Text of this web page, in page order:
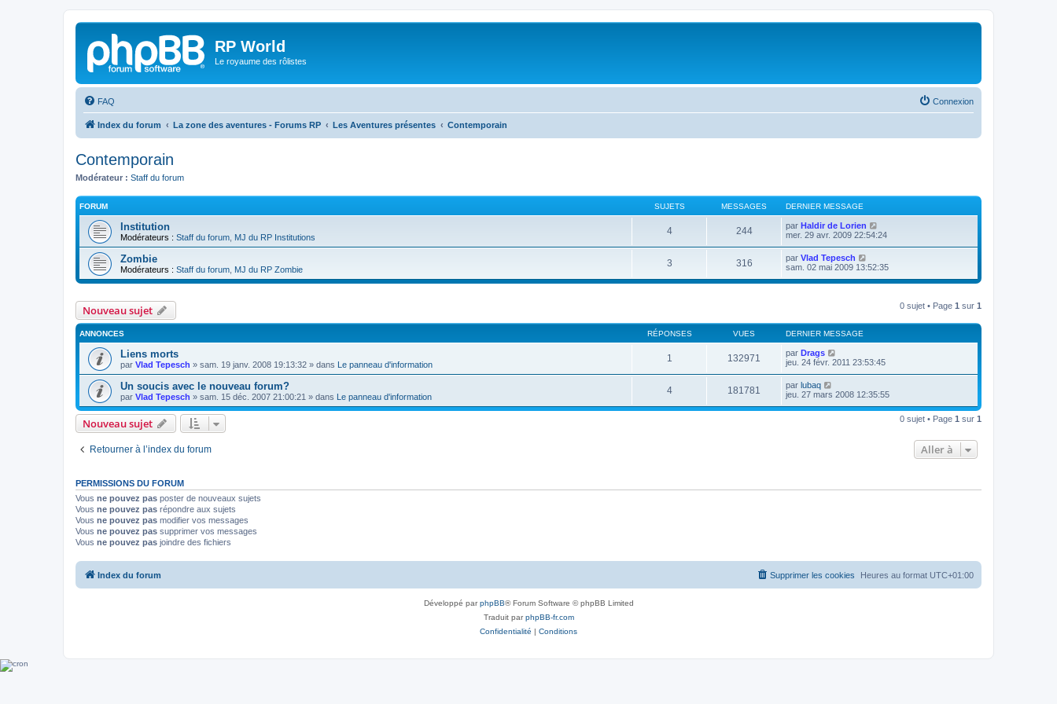
RP World
Le royaume des rôlistes
FAQ Connexion
Index du forum La zone des aventures - Forums RP Les Aventures présentes Contemporain
Contemporain
Modérateur : Staff du forum
FORUM SUJETS MESSAGES DERNIER MESSAGE
Institution
Modérateurs : Staff du forum MJ du RP Institutions
4 244 par Haldir de Lorien
o
e
d
s
s
g
mer. 29 avr. 2009 22:54:24
Zombie
Modérateurs : Staff du forum MJ du RP Zombie
3 316 par Vlad Tepesch
o
r
e
n
e
s
s
sam. 02 mai 2009 13:52:35
Nouveau sujet 0 sujet • Page 1 sur 1
ANNONCES RÉPONSES VUES DERNIER MESSAGE
Liens morts
par Vlad Tepesch » sam. 19 janv. 2008 19:13:32 » dans Le panneau d'information
1 132971 par Drags
jeu. 24 févr. 2011 23:53:45
Un soucis avec le nouveau forum?
par Vlad Tepesch » sam. 15 déc. 2007 21:00:21 » dans Le panneau d'information
4 181781 par lubaq
jeu. 27 mars 2008 12:35:55
Nouveau sujet 0 sujet • Page 1 sur 1
Retourner à l’index du forum Aller à
PERMISSIONS DU FORUM
Vous ne pouvez pas poster de nouveaux sujets
Vous ne pouvez pas répondre aux sujets
Vous ne pouvez pas modifier vos messages
Vous ne pouvez pas supprimer vos messages
Vous ne pouvez pas joindre des fichiers
Index du forum Heures au format UTC+01:00
Supprimer les cookies
Développé parphpBB® Forum Software © phpBB Limited
Traduit parphpBB-fr.com
Confidentialité | Conditions